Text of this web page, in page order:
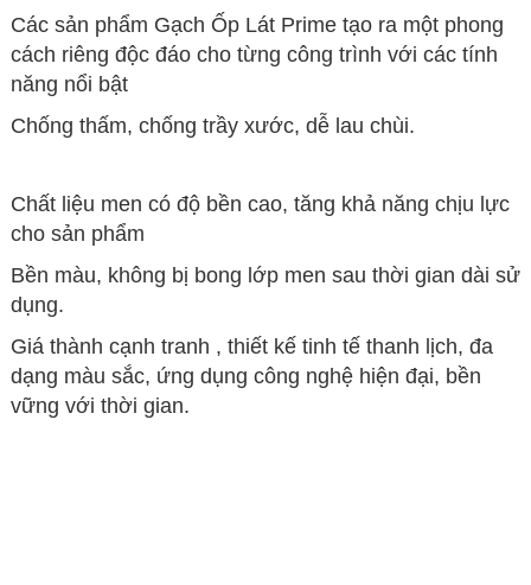
Các sản phẩm Gạch Ốp Lát Prime tạo ra một phong
cách riêng độc đáo cho từng công trình với các tính
năng nổi bật
Chống thấm, chống trầy xước, dễ lau chùi.
Chất liệu men có độ bền cao, tăng khả năng chịu lực
cho sản phẩm
Bền màu, không bị bong lớp men sau thời gian dài sử
dụng.
Giá thành cạnh tranh , thiết kế tinh tế thanh lịch, đa
dạng màu sắc, ứng dụng công nghệ hiện đại, bền
vững với thời gian.